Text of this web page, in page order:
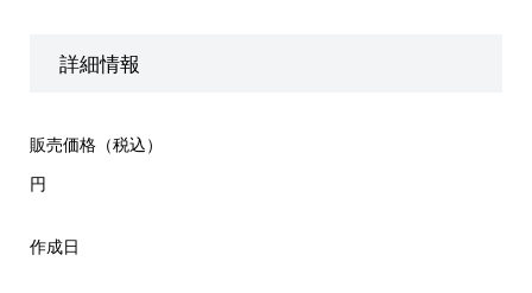
詳細情報
販売価格（税込）
円
作成日